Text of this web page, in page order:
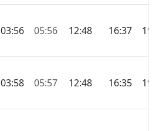
03:56 05:56 12:48 16:37
03:58 05:57 12:48 16:35